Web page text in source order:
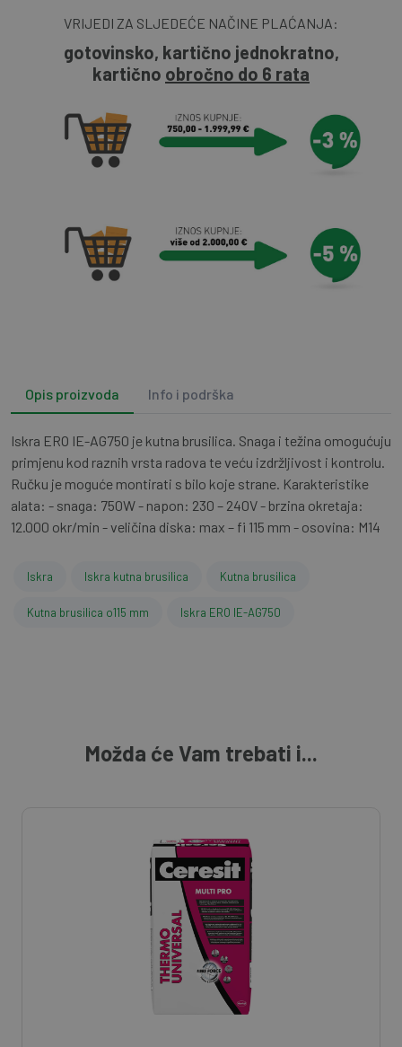
VRIJEDI ZA SLJEDEĆE NAČINE PLAĆANJA:
gotovinsko, kartično jednokratno,
kartično obročno do 6 rata
Opis proizvoda Info i podrška
Iskra ERO IE-AG750 je kutna brusilica. Snaga i težina omogućuju
primjenu kod raznih vrsta radova te veću izdržljivost i kontrolu.
Ručku je moguće montirati s bilo koje strane. Karakteristike
alata: - snaga: 750W - napon: 230 – 240V - brzina okretaja:
12.000 okr/min - veličina diska: max – fi 115 mm - osovina: M14
Iskra Iskra kutna brusilica Kutna brusilica
Kutna brusilica o115 mm Iskra ERO IE-AG750
Možda će Vam trebati i...